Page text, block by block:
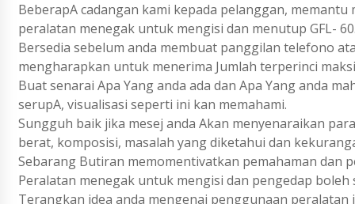
BeberapA cadangan kami kepada pelanggan,
peralatan menegak untuk mengisi dan menutup GFL-
Bersedia sebelum anda membuat panggilan telefono
mengharapkan untuk menerima Jumlah terperinci
Buat senarai Apa Yang anda ada dan Apa Yang anda
serupA, visualisasi seperti ini kan memahami.
Sungguh baik jika mesej anda Akan menyenaraikan
berat, komposisi, masalah yang diketahui dan
Sebarang Butiran memomentivatkan pemahaman dan
Peralatan menegak untuk mengisi dan pengedap
Terangkan idea anda mengenai penggunaan peralatan